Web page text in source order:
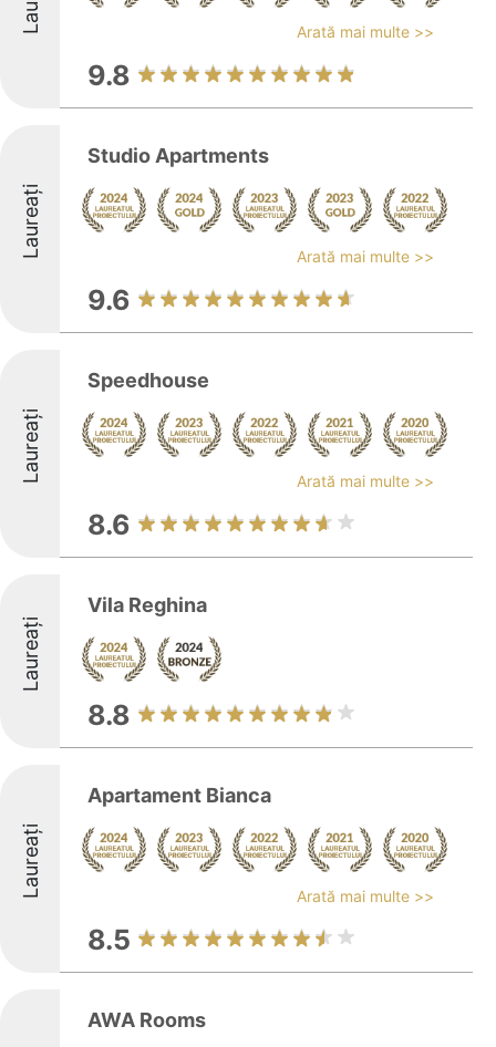
Arată mai multe >>
9.8
Laureați
Studio Apartments
Arată mai multe >>
9.6
Laureați
Speedhouse
Arată mai multe >>
8.6
Laureați
Vila Reghina
8.8
Laureați
Apartament Bianca
Arată mai multe >>
8.5
AWA Rooms